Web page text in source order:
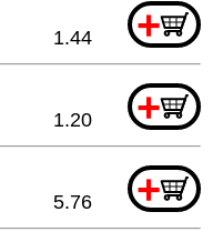
+
1.44
+
1.20
+
5.76